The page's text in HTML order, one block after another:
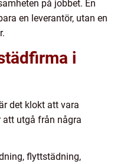
på jobbet. En
en leverantör, utan en
i
det klokt att vara
att utgå från några
flyttstädning,